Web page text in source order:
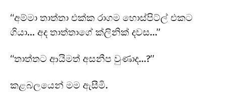
“අම්මා තාත්තා එක්ක රාගම හොස්පිට්ල් එකට
ගියා… අද තාත්තාගේ ක්ලිනික් දවස…”
“තාත්තට ආයිමත් අසනීප වුණාද…?”
කළබලයෙන් මම ඇසීමි.